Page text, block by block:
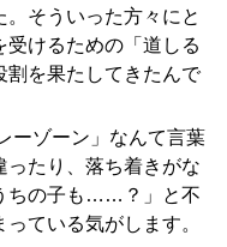
そういった方々にと
受けるための「道しる
割を果たしてきたんで
ーゾーン」なんて言葉
ったり、落ち着きがな
ちの子も……？」と不
ている気がします。